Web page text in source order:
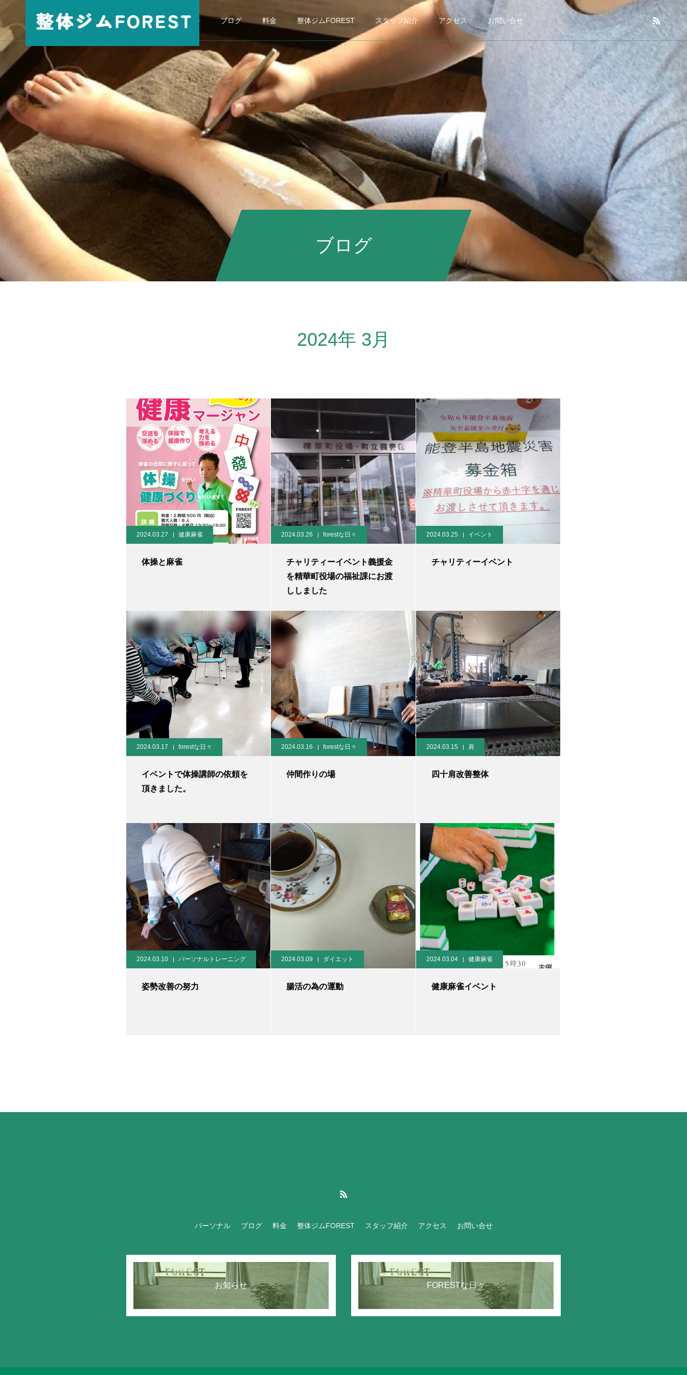
パーソナル ブログ 料金 整体ジムFOREST スタッフ紹介 アクセス お問い合せ
ブログ
2024年 3月
2024.03.27 健康麻雀
体操と麻雀
2024.03.26 forestな日々
チャリティーイベント義援金
を精華町役場の福祉課にお渡
ししました
2024.03.25 イベント
チャリティーイベント
2024.03.17 forestな日々
イベントで体操講師の依頼を
頂きました。
2024.03.16 forestな日々
仲間作りの場
2024.03.15 肩
四十肩改善整体
2024.03.10 パーソナルトレーニング
姿勢改善の努力
2024.03.09 ダイエット
腸活の為の運動
2024.03.04 健康麻雀
健康麻雀イベント
パーソナル ブログ 料金 整体ジムFOREST スタッフ紹介 アクセス お問い合せ
お知らせ FORESTな日々